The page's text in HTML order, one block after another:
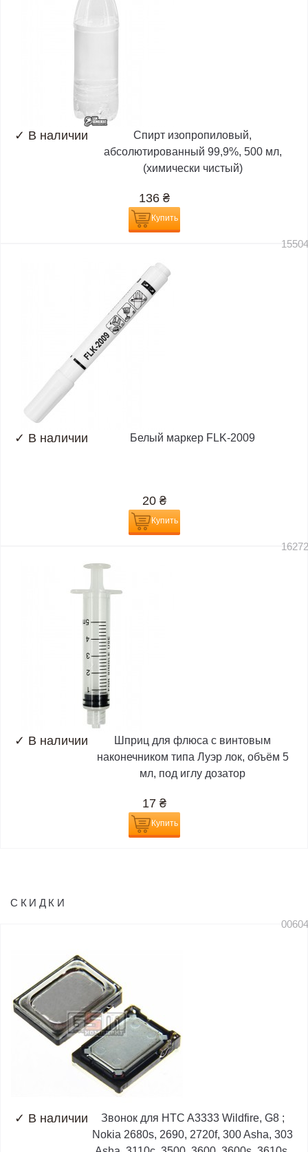
✓ В наличии
Спирт изопропиловый,
абсолютированный 99,9%, 500 мл,
(химически чистый)
136 ₴
Купить
✓ В наличии Белый маркер FLK-2009
20 ₴
Купить
✓ В наличии
Шприц для флюса с винтовым
наконечником типа Луэр лок, объём 5
мл, под иглу дозатор
17 ₴
Купить
СКИДКИ
✓ В наличии
Звонок для HTC A3333 Wildfire, G8 ;
Nokia 2680s, 2690, 2720f, 300 Asha, 303